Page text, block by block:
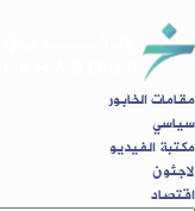
مقامات الخابور
سياسي
مكتبة الفيديو
لاجئون
اقتصاد